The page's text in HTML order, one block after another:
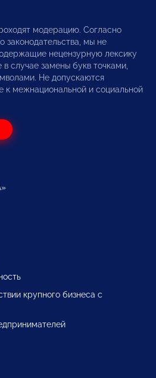
модерацию. Согласно
законодательства, мы не
нецензурную лексику
случае замены букв точками,
Не допускаются
межнациональной и социальной
крупного бизнеса с